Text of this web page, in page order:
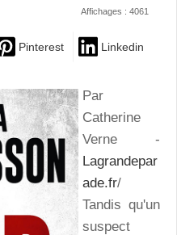
Affichages : 4061
Pinterest Linkedin
Par
Catherine
Verne -
Lagrandepar
ade.fr/
Tandis qu'un
suspect